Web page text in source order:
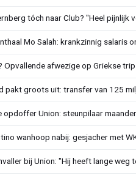
tóch naar Club? "Heel pijnlijk
Mo Salah: krankzinnig salaris
Opvallende afwezige op Griekse
pakt groots uit: transfer van 125
opdoffer Union: steunpilaar
wanhoop nabij: gesjacher met
bij Union: "Hij heeft lange weg